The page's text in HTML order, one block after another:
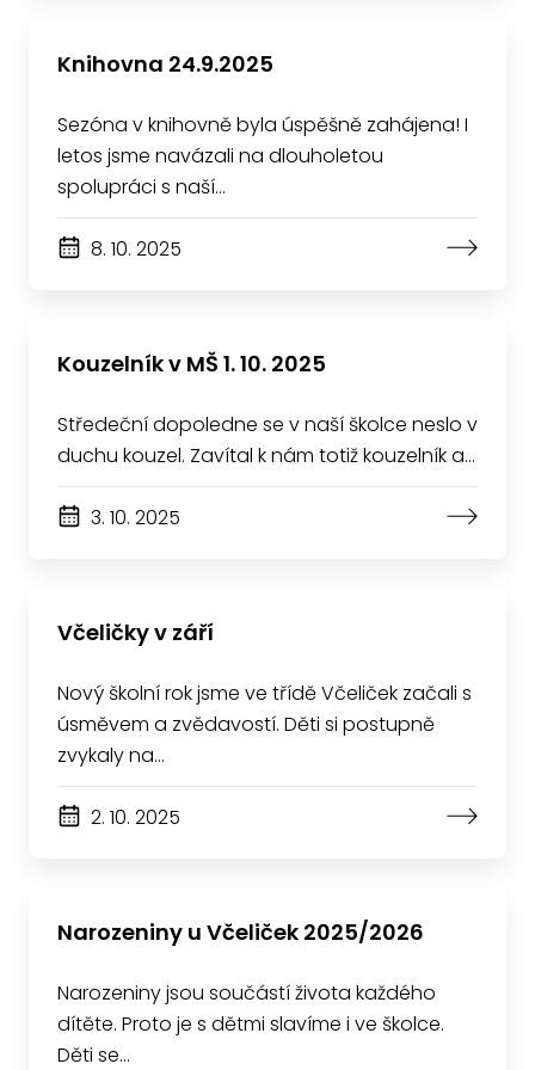
Knihovna 24.9.2025
Sezóna v knihovně byla úspěšně zahájena! I
letos jsme navázali na dlouholetou
spolupráci s naší…
8. 10. 2025
Kouzelník v MŠ 1. 10. 2025
Středeční dopoledne se v naší školce neslo v
duchu kouzel. Zavítal k nám totiž kouzelník a…
3. 10. 2025
Včeličky v září
Nový školní rok jsme ve třídě Včeliček začali s
úsměvem a zvědavostí. Děti si postupně
zvykaly na…
2. 10. 2025
Narozeniny u Včeliček 2025/2026
Narozeniny jsou součástí života každého
dítěte. Proto je s dětmi slavíme i ve školce.
Děti se…